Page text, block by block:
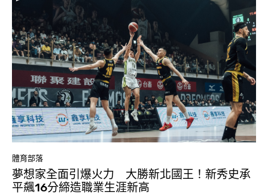
體育部落
夢想家全面引爆火力 大勝新北國王！新秀史承
平飆16分締造職業生涯新高